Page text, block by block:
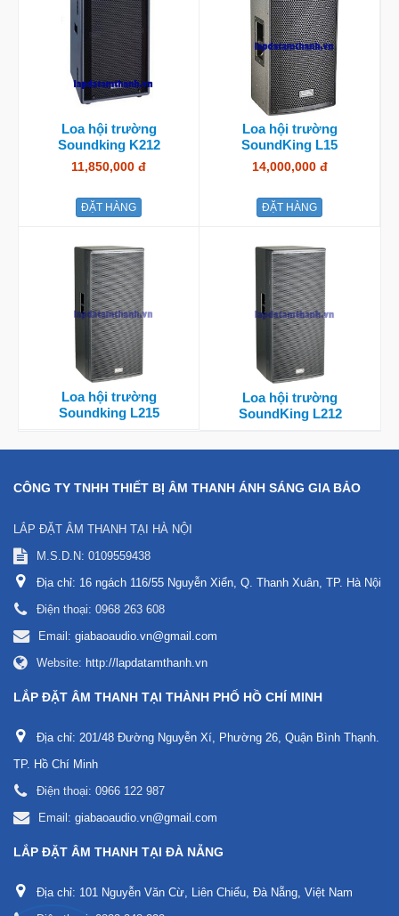
Loa hội trường
Soundking K212
11,850,000 đ
ĐẶT HÀNG
Loa hội trường
SoundKing L15
14,000,000 đ
ĐẶT HÀNG
Loa hội trường
Soundking L215
Loa hội trường
SoundKing L212
CÔNG TY TNHH THIẾT BỊ ÂM THANH ÁNH SÁNG GIA BẢO
LẮP ĐẶT ÂM THANH TẠI HÀ NỘI
M.S.D.N: 0109559438
Địa chỉ: 16 ngách 116/55 Nguyễn Xiển, Q. Thanh Xuân, TP. Hà Nội
Điện thoại: 0968 263 608
Email: giabaoaudio.vn@gmail.com
Website: http://lapdatamthanh.vn
LẮP ĐẶT ÂM THANH TẠI THÀNH PHỐ HỒ CHÍ MINH
Địa chỉ: 201/48 Đường Nguyễn Xí, Phường 26, Quận Bình Thạnh.
TP. Hồ Chí Minh
Điện thoại: 0966 122 987
Email: giabaoaudio.vn@gmail.com
LẮP ĐẶT ÂM THANH TẠI ĐÀ NẴNG
Địa chỉ: 101 Nguyễn Văn Cừ, Liên Chiểu, Đà Nẵng, Việt Nam